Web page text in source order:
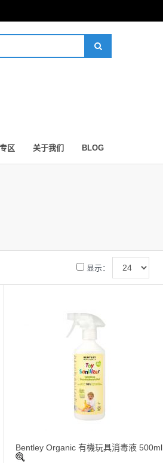
区 关于我们 BLOG
显示：
Bentley Organic 有機玩具消毒液 500ml